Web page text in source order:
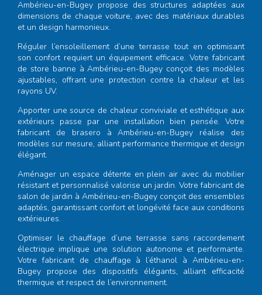
Ambérieu-en-Bugey propose des structures adaptées aux
dimensions de chaque voiture, avec des matériaux durables
et un design harmonieux.
Réguler l’ensoleillement d’une terrasse tout en optimisant
son confort requiert un équipement efficace. Votrefabricant
de store banne à Ambérieu-en-Bugey conçoit des modèles
ajustables, offrant une protection contre la chaleur et les
rayons UV.
Apporter une source de chaleur conviviale et esthétique aux
extérieurs passe par une installation bien pensée. Votre
fabricant de brasero à Ambérieu-en-Bugey réalise des
modèles sur mesure, alliant performance thermique et design
élégant.
Aménager un espace détente en plein air avec du mobilier
résistant et personnalisé valorise un jardin. Votrefabricant de
salon de jardin à Ambérieu-en-Bugey conçoit des ensembles
adaptés, garantissant confort et longévité face aux conditions
extérieures.
Optimiser le chauffage d’une terrasse sans raccordement
électrique implique une solution autonome et performante.
Votrefabricant de chauffage à l’éthanol à Ambérieu-en-
Bugey propose des dispositifs élégants, alliant efficacité
thermique et respect de l’environnement.